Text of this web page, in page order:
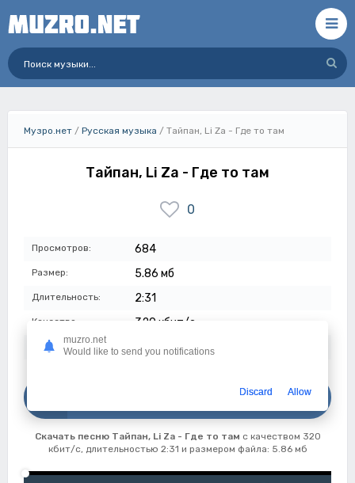
Музро.нет / Русская музыка / Тайпан, Li Za - Где то там
Тайпан, Li Za - Где то там
0
Просмотров: 684
Размер: 5.86 мб
Длительность: 2:31
Качество: 320 кбит/с
Дата: 04-07-2023
Скачать песню Тайпан, Li Za - Где то там с качеством 320
кбит/с, длительностью 2:31 и размером файла: 5.86 мб
muzro.net
Would like to send you notifications
Discard Allow